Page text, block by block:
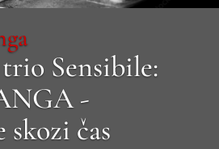
Sensibile:
-
skozi čas